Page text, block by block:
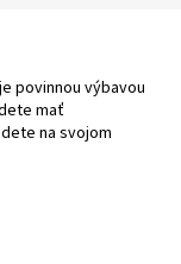
povinnou výbavou
mať
na svojom